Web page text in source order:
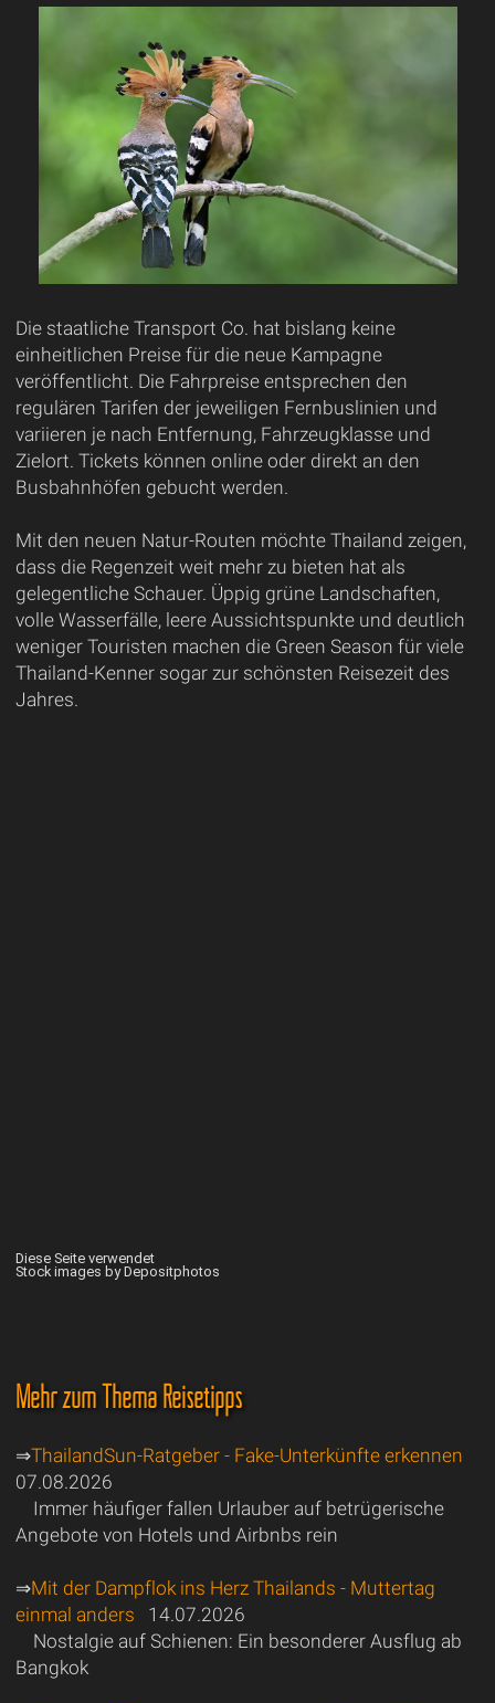
Die staatliche Transport Co. hat bislang keine
einheitlichen Preise für die neue Kampagne
veröffentlicht. Die Fahrpreise entsprechen den
regulären Tarifen der jeweiligen Fernbuslinien und
variieren je nach Entfernung, Fahrzeugklasse und
Zielort. Tickets können online oder direkt an den
Busbahnhöfen gebucht werden.
Mit den neuen Natur-Routen möchte Thailand zeigen,
dass die Regenzeit weit mehr zu bieten hat als
gelegentliche Schauer. Üppig grüne Landschaften,
volle Wasserfälle, leere Aussichtspunkte und deutlich
weniger Touristen machen die Green Season für viele
Thailand-Kenner sogar zur schönsten Reisezeit des
Jahres.
Diese Seite verwendet
Stock images by Depositphotos
Mehr zum Thema Reisetipps
⇒ThailandSun-Ratgeber - Fake-Unterkünfte erkennen
07.08.2026
Immer häufiger fallen Urlauber auf betrügerische
Angebote von Hotels und Airbnbs rein
⇒Mit der Dampflok ins Herz Thailands - Muttertag
einmal anders 14.07.2026
Nostalgie auf Schienen: Ein besonderer Ausflug ab
Bangkok